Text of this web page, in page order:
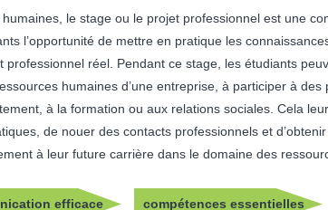
le stage ou le projet professionnel est une
l’opportunité de mettre en pratique les
professionnel réel. Pendant ce stage, les étudiants
humaines d’une entreprise, à participer à des
à la formation ou aux relations sociales. Cela
de nouer des contacts professionnels et
à leur future carrière dans le domaine des
efficace compétences essentielles